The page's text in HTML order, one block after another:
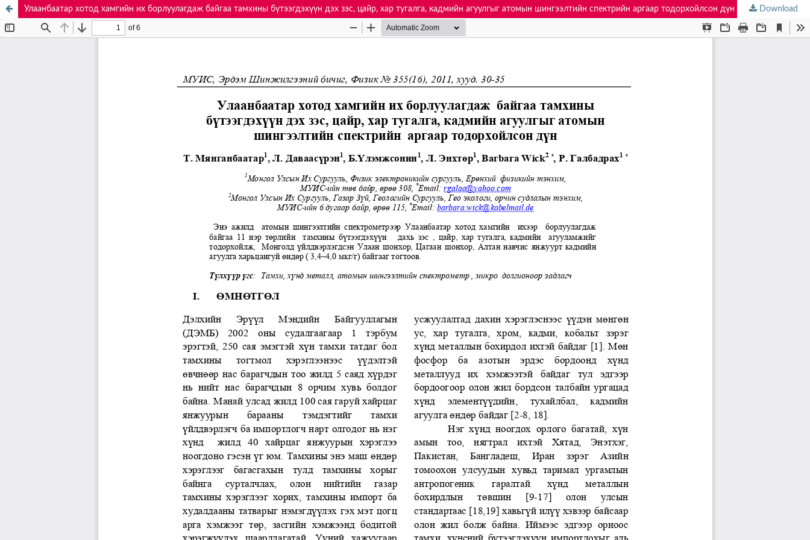
Улаанбаатар хотод хамгийн их борлуулагдаж байгаа тамхины бүтээгдэхүүн дэх зэс, цайр, хар тугалга, кадмийн агуулгыг атомын шингээлтийн спектрийн аргаар тодорхойлсон дүн Download